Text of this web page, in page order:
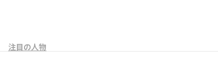
注目の人物